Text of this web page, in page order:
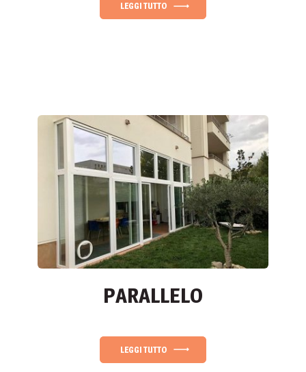
LEGGI TUTTO
PARALLELO
LEGGI TUTTO